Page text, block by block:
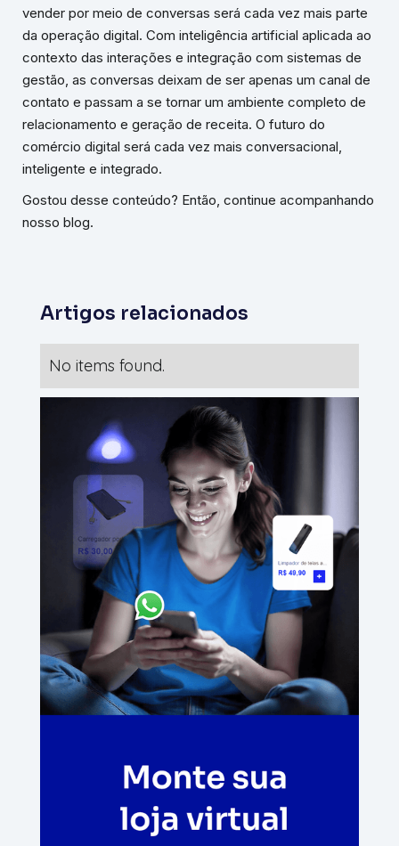
vender por meio de conversas será cada vez mais parte
da operação digital. Com inteligência artificial aplicada ao
contexto das interações e integração com sistemas de
gestão, as conversas deixam de ser apenas um canal de
contato e passam a se tornar um ambiente completo de
relacionamento e geração de receita. O futuro do
comércio digital será cada vez mais conversacional,
inteligente e integrado.
Gostou desse conteúdo? Então, continue acompanhando
nosso blog.
Artigos relacionados
No items found.